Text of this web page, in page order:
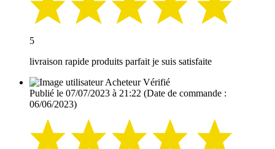
5
livraison rapide produits parfait je suis satisfaite
Acheteur Vérifié
Publié le 07/07/2023 à 21:22 (Date de commande :
06/06/2023)